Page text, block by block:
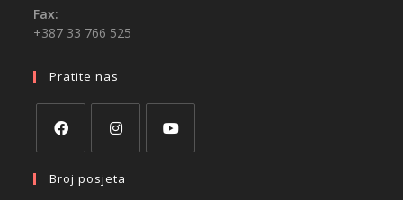
Fax:
+387 33 766 525
Pratite nas
Broj posjeta